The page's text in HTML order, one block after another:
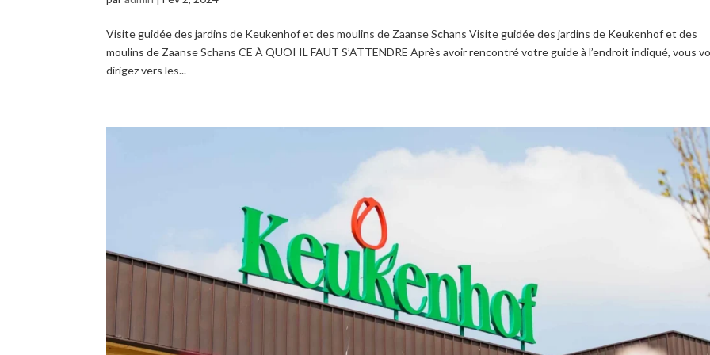
Visite guidée des jardins de Keukenhof et des moulins de Zaanse Schans Visite guidée des jardins de Keukenhof et des
moulins de Zaanse Schans CE À QUOI IL FAUT S’ATTENDRE Après avoir rencontré votre guide à l’endroit indiqué, vous
dirigez vers les...